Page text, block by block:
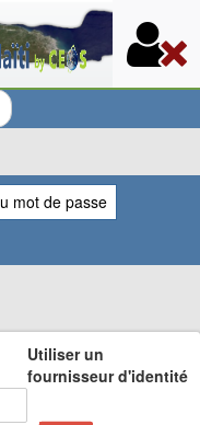
mot de passe
Utiliser un
fournisseur d'identité